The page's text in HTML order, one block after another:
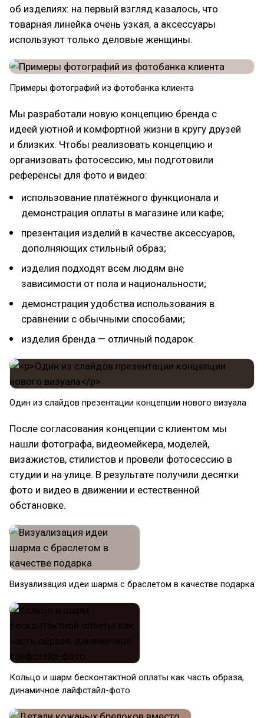
об изделиях: на первый взгляд казалось, что
товарная линейка очень узкая, а аксессуары
используют только деловые женщины.
Примеры фотографий из фотобанка клиента
Мы разработали новую концепцию бренда с
идеей уютной и комфортной жизни в кругу друзей
и близких. Чтобы реализовать концепцию и
организовать фотосессию, мы подготовили
референсы для фото и видео:
использование платёжного функционала и
демонстрация оплаты в магазине или кафе;
презентация изделий в качестве аксессуаров,
дополняющих стильный образ;
изделия подходят всем людям вне
зависимости от пола и национальности;
демонстрация удобства использования в
сравнении с обычными способами;
изделия бренда — отличный подарок.
Один из слайдов презентации концепции нового визуала
После согласования концепции с клиентом мы
нашли фотографа, видеомейкера, моделей,
визажистов, стилистов и провели фотосессию в
студии и на улице. В результате получили десятки
фото и видео в движении и естественной
обстановке.
Визуализация идеи шарма с браслетом в качестве подарка
Кольцо и шарм бесконтактной оплаты как часть образа,
динамичное лайфстайл-фото